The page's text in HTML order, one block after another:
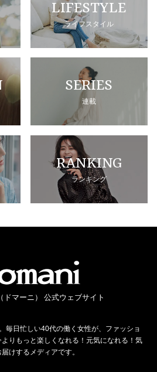
LIFESTYLE
ライフスタイル
SERIES
連載
RANKING
ランキング
ドマーニ） 公式ウェブサイト
毎日忙しい40代の働く女性が、ファッショ
りもっと楽しくなれる！元気になれる！気
けするメディアです。